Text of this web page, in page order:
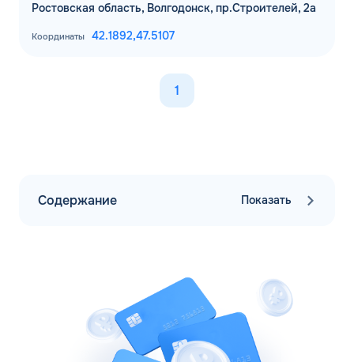
Ростовская область, Волгодонск, пр.Строителей, 2а
Координаты 42.1892,47.5107
1
Содержание Показать